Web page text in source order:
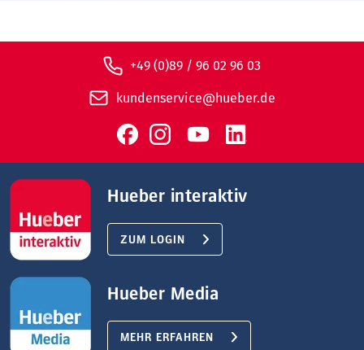
+49 (0)89 / 96 02 96 03
kundenservice@hueber.de
Hueber interaktiv
ZUM LOGIN
Hueber Media
MEHR ERFAHREN